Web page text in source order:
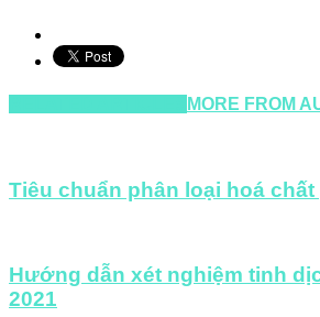
MORE FROM
Tiêu chuẩn phân loại hoá
Hướng dẫn xét nghiệm tinh
2021